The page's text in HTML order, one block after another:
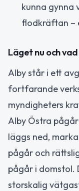
kunna gynna
flodkräftan –
Läget nu och
Alby står i ett
fortfarande
myndigheters
Alby Östra
läggs ned,
pågår och
pågår i domstol.
storskalig